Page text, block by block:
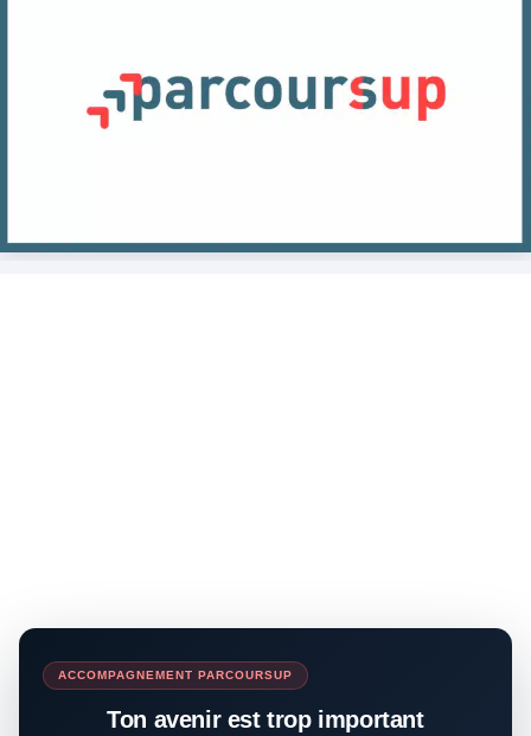
ACCOMPAGNEMENT PARCOURSUP
Ton avenir est trop important